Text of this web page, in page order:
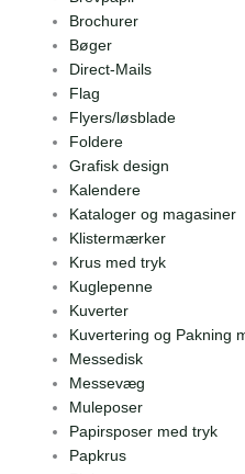
Brochurer
Bøger
Direct-Mails
Flag
Flyers/løsblade
Foldere
Grafisk design
Kalendere
Kataloger og magasiner
Klistermærker
Krus med tryk
Kuglepenne
Kuverter
Kuvertering og Pakning
Messedisk
Messevæg
Muleposer
Papirsposer med tryk
Papkrus